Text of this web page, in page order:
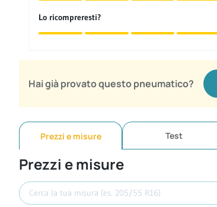
Lo ricompreresti?
Hai già provato questo pneumatico?
Prezzi e misure Test
Prezzi e misure
Cerca misura